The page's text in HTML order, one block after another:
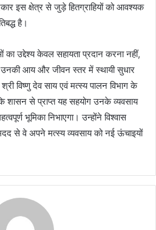
इस क्षेत्र से जुड़े हितग्राहियों को आवश्यक
है।
उद्देश्य केवल सहायता प्रदान करना नहीं,
उनकी आय और जीवन स्तर में स्थायी सुधार
विष्णु देव साय एवं मत्स्य पालन विभाग के
शासन से प्राप्त यह सहयोग उनके व्यवसाय
भूमिका निभाएगा। उन्होंने विश्वास
से वे अपने मत्स्य व्यवसाय को नई ऊंचाइयों